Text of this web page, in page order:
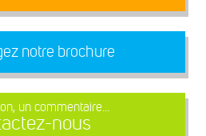
notre brochure
un commentaire...
nous